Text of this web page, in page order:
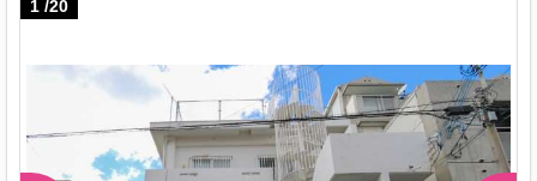
1 /20